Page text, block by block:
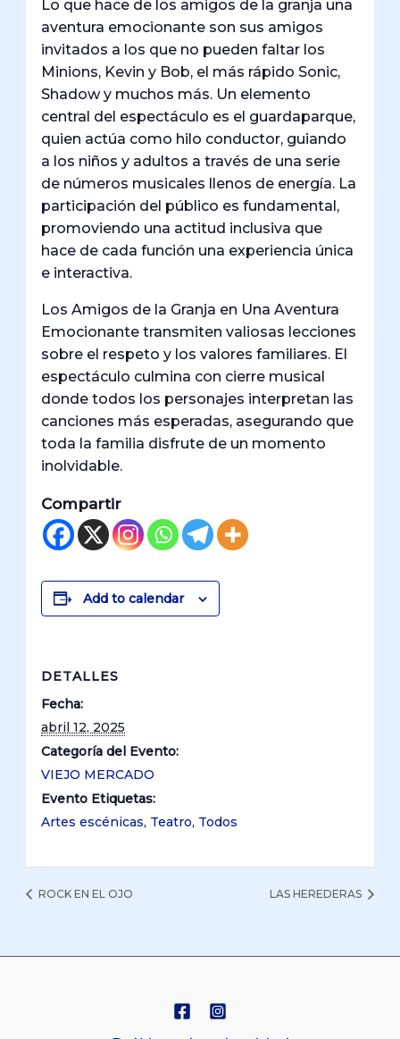
Lo que hace de los amigos de la granja una
aventura emocionante son sus amigos
invitados a los que no pueden faltar los
Minions, Kevin y Bob, el más rápido Sonic,
Shadow y muchos más. Un elemento
central del espectáculo es el guardaparque,
quien actúa como hilo conductor, guiando
a los niños y adultos a través de una serie
de números musicales llenos de energía. La
participación del público es fundamental,
promoviendo una actitud inclusiva que
hace de cada función una experiencia única
e interactiva.
Los Amigos de la Granja en Una Aventura
Emocionante transmiten valiosas lecciones
sobre el respeto y los valores familiares. El
espectáculo culmina con cierre musical
donde todos los personajes interpretan las
canciones más esperadas, asegurando que
toda la familia disfrute de un momento
inolvidable.
Compartir
Add to calendar
DETALLES
Fecha:
abril 12, 2025
Categoría del Evento:
VIEJO MERCADO
Evento Etiquetas:
Artes escénicas, Teatro, Todos
ROCK EN EL OJO LAS HEREDERAS